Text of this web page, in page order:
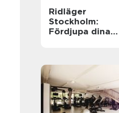
Ridläger
Stockholm:
Fördjupa dina